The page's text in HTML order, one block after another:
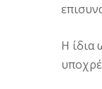
Η ίδια